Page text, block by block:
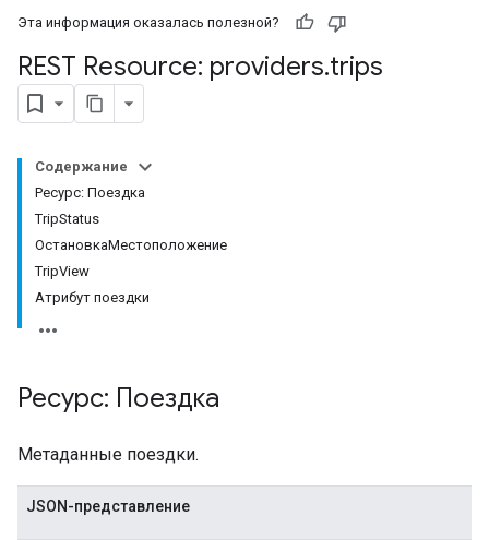
Эта информация оказалась полезной?
REST Resource: providers.trips
Содержание
Ресурс: Поездка
TripStatus
ОстановкаМестоположение
TripView
Атрибут поездки
Ресурс: Поездка
Метаданные поездки.
JSON-представление